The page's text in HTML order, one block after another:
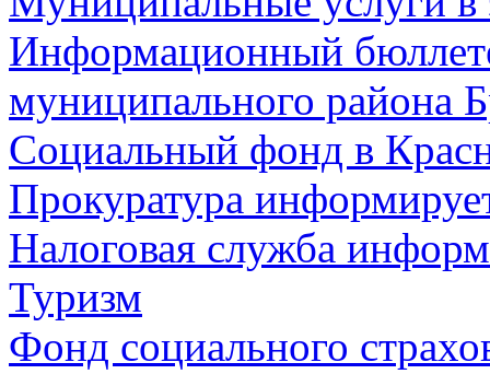
Информационный
муниципального района
Социальный фонд в
Прокуратура
Налоговая служба
Туризм
Фонд социального